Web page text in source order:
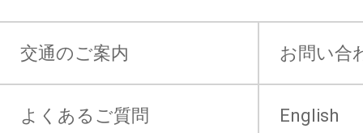
交通のご案内 お問い合
よくあるご質問 English